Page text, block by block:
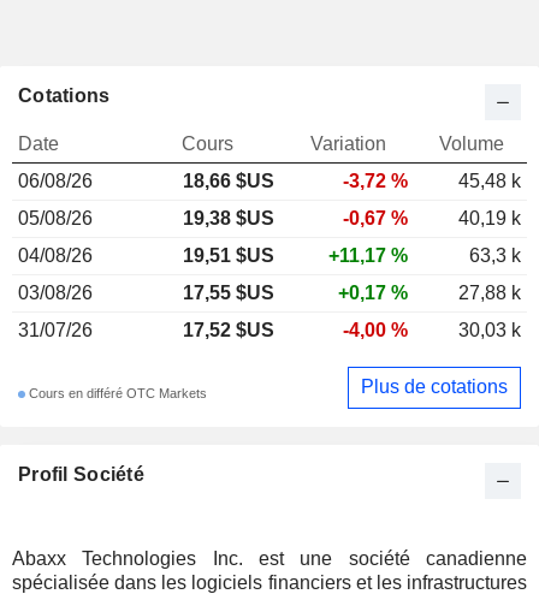
Profil Société
Abaxx Technologies Inc. est une société canadienne
spécialisée dans les logiciels financiers et les infrastructures
Cotations
Date Cours Variation
Volume
06/08/26
18,66 $US -3,72 %
45,48 k
05/08/26
19,38 $US -0,67 %
40,19 k
04/08/26
19,51 $US +11,17 %
63,3 k
03/08/26
17,55 $US +0,17 %
27,88 k
31/07/26
17,52 $US -4,00 % 30,03 k
Cours en différé OTC Markets Plus de cotations